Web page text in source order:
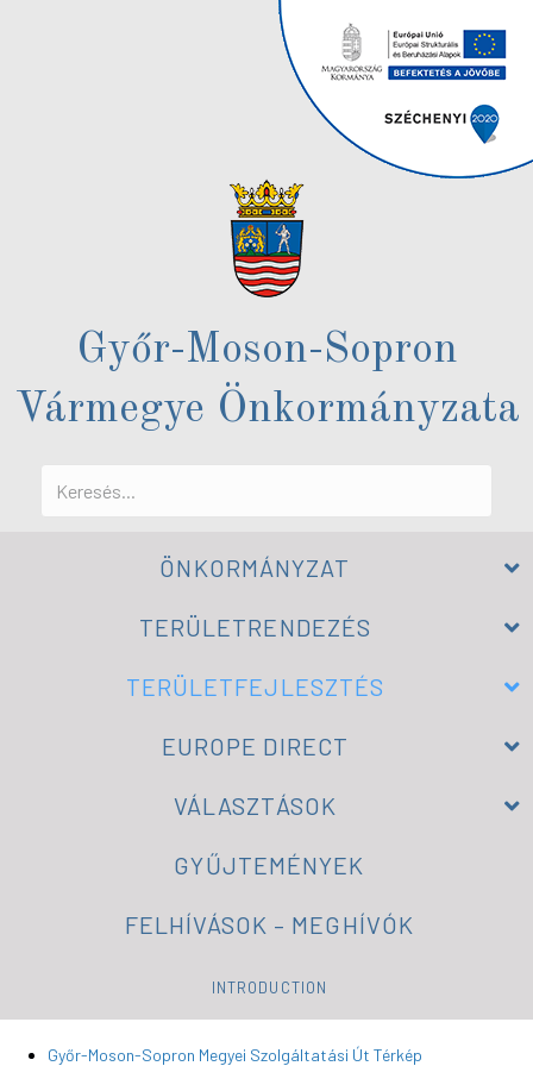
Győr-Moson-Sopron
Vármegye Önkormányzata
ÖNKORMÁNYZAT
TERÜLETRENDEZÉS
TERÜLETFEJLESZTÉS
EUROPE DIRECT
VÁLASZTÁSOK
GYŰJTEMÉNYEK
FELHÍVÁSOK – MEGHÍVÓK
INTRODUCTION
Győr-Moson-Sopron Megyei Szolgáltatási Út Térkép